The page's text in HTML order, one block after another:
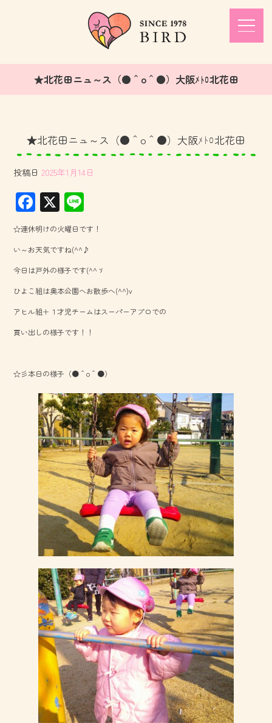
★北花田ニュ～ス（●＾o＾●）大阪ﾒﾄﾛ北花田
★北花田ニュ～ス（●＾o＾●）大阪ﾒﾄﾛ北花田
投稿日 2025年1月14日
F
ac
e
b
o
ok
X
ne
☆連休明けの火曜日です！
い～お天気ですね(^^♪
今日は戸外の様子です(^^ゞ
ひよこ組は奥本公園へお散歩へ(^^)v
アヒル組＋１才児チームはスーパーアプロでの
買い出しの様子です！！
☆彡本日の様子（●＾o＾●）